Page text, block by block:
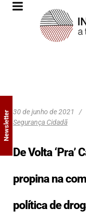
30 de junho de 2021
Segurança Cidadã
De Volta ‘Pra’
propina na
política de
Newsletter